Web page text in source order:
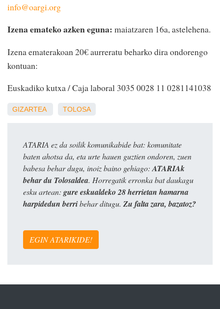
info@oargi.org
Izena emateko azken eguna: maiatzaren 16a, astelehena.
Izena ematerakoan 20€ aurreratu beharko dira ondorengo
kontuan:
Euskadiko kutxa / Caja laboral 3035 0028 11 0281141038
GIZARTEA TOLOSA
ATARIA ez da soilik komunikabide bat: komunitate
baten ahotsa da, eta urte hauen guztien ondoren, zuen
babesa behar dugu, inoiz baino gehiago: ATARIAk
behar du Tolosaldea. Horregatik erronka bat daukagu
esku artean: gure eskualdeko 28 herrietan hamarna
harpidedun berribehar ditugu. Zu falta zara, bazatoz?
EGIN ATARIKIDE!